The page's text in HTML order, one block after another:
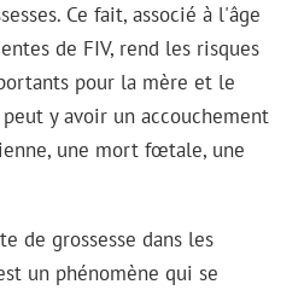
Ce fait, associé à l'âge
de FIV, rend les risques
pour la mère et le
y avoir un accouchement
une mort fœtale, une
de grossesse dans les
un phénomène qui se